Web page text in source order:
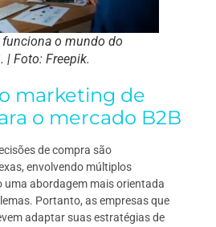
o mundo do
| Foto: Freepik.
marketing de
o mercado B2B
de compra são
envolvendo múltiplos
uma abordagem mais orientada
Portanto, as empresas que
adaptar suas estratégias de